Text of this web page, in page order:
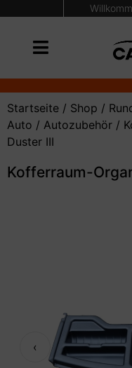
Startseite / Shop /
Auto / Autozubehör /
Duster III
Kofferraum-
‹